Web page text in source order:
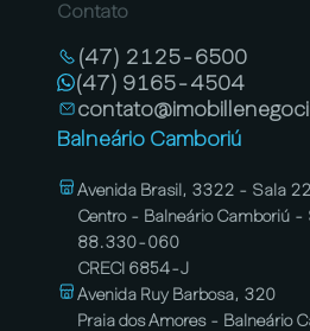
Contato
(47) 2125-6500
(47) 9165-4504
Balneário Camboriú
Avenida Brasil, 3322 - Sala 22
Centro - Balneário Camboriú -
88.330-060
CRECI 6854-J
Avenida Ruy Barbosa, 320
Praia dos Amores - Balneário